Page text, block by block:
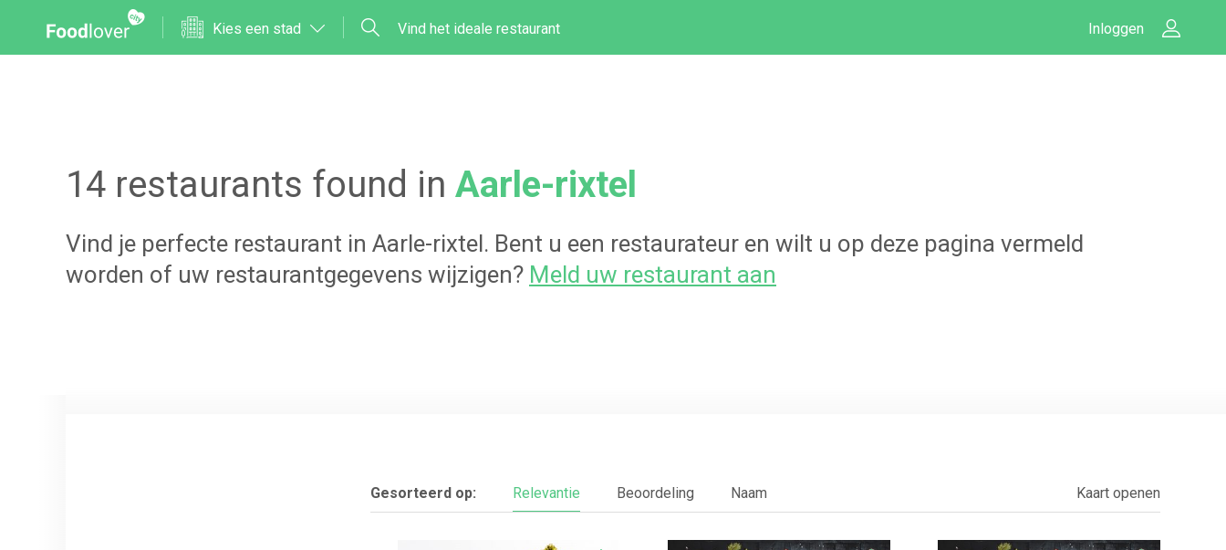
Inloggen
Kies een stad Vind het ideale restaurant
14 restaurants found in Aarle-rixtel
Vind je perfecte restaurant in Aarle-rixtel. Bent u een restaurateur en wilt u op deze pagina vermeld
worden of uw restaurantgegevens wijzigen? Meld uw restaurant aan
Gesorteerd op: Relevantie Beoordeling Naam Kaart openen